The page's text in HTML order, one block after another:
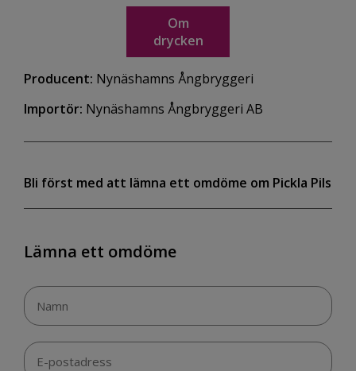
Om
drycken
Producent: Nynäshamns Ångbryggeri
Importör: Nynäshamns Ångbryggeri AB
Bli först med att lämna ett omdöme om Pickla Pils
Lämna ett omdöme